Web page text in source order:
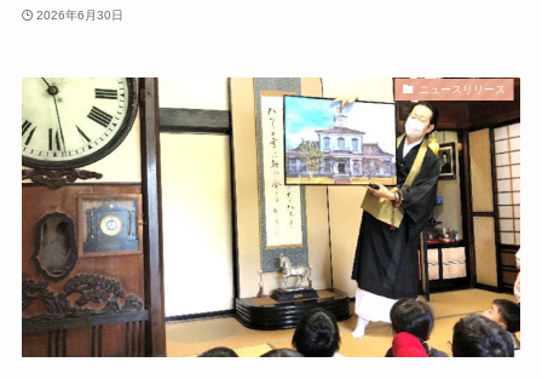
2026年6月30日
ニュースリリース